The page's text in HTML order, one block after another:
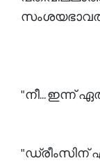
"നീ... ഇന്ന്
"ഡ്രീംസിന്